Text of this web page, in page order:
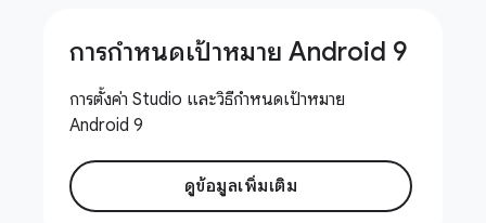
การกําหนดเป้าหมาย Android 9
การตั้งค่า Studio และวิธีกําหนดเป้าหมาย
Android 9
ดูข้อมูลเพิ่มเติม